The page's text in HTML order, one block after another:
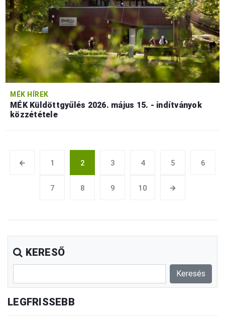
MÉK HÍREK
MÉK Küldöttgyűlés 2026. május 15. - indítványok
közzététele
🡰 1 2 3 4 5 6
7 8 9 10 🡲
KERESŐ
LEGFRISSEBB